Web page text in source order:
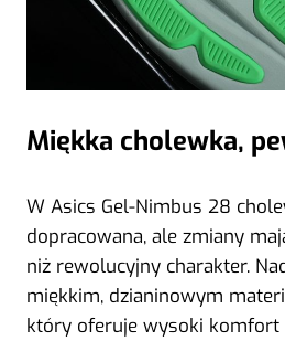
Miękka cholewka,
W Asics Gel-Nimbus 28
dopracowana, ale zmiany
niż rewolucyjny charakter.
miękkim, dzianinowym
który oferuje wysoki komfort